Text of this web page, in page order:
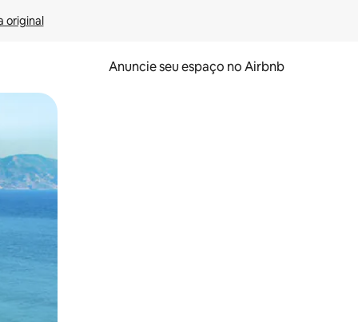
original
Anuncie seu espaço no Airbnb
o dedo na tela.